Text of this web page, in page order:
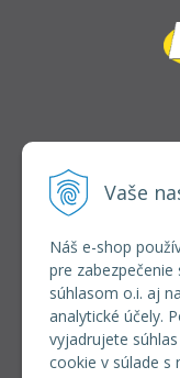
Vaše
Náš e-shop
pre
súhlasom o.i. aj
analytické účely.
vyjadrujete
cookie v súlade s